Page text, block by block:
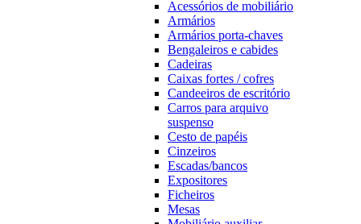
Acessórios de mobiliário
Armários
Armários porta-chaves
Bengaleiros e cabides
Cadeiras
Caixas fortes / cofres
Candeeiros de escritório
Carros para arquivo
suspenso
Cesto de papéis
Cinzeiros
Escadas/bancos
Expositores
Ficheiros
Mesas